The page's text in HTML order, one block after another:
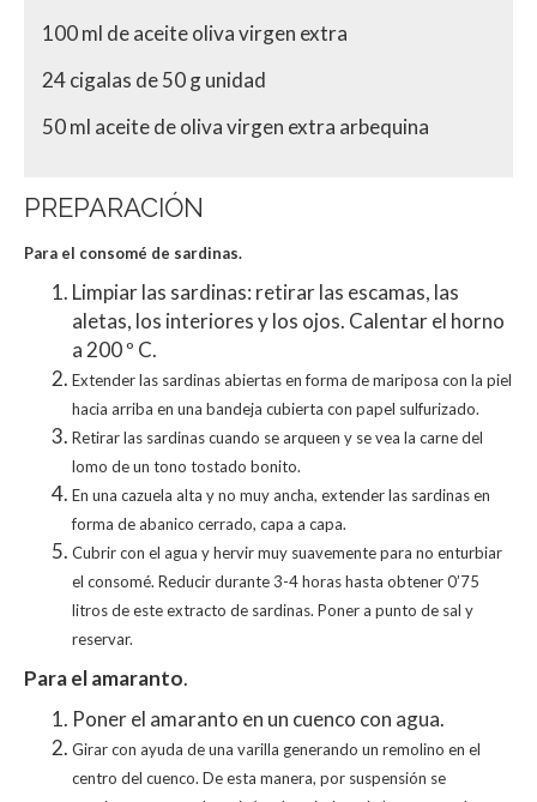
100 ml de aceite oliva virgen extra
24 cigalas de 50 g unidad
50 ml aceite de oliva virgen extra arbequina
PREPARACIÓN
Para el consomé de sardinas.
Limpiar las sardinas: retirar las escamas, las
aletas, los interiores y los ojos. Calentar el horno
a 200 º C.
Extender las sardinas abiertas en forma de mariposa con la piel
hacia arriba en una bandeja cubierta con papel sulfurizado.
Retirar las sardinas cuando se arqueen y se vea la carne del
lomo de un tono tostado bonito.
En una cazuela alta y no muy ancha, extender las sardinas en
forma de abanico cerrado, capa a capa.
Cubrir con el agua y hervir muy suavemente para no enturbiar
el consomé. Reducir durante 3-4 horas hasta obtener 0’75
litros de este extracto de sardinas. Poner a punto de sal y
reservar.
Para el amaranto.
Poner el amaranto en un cuenco con agua.
Girar con ayuda de una varilla generando un remolino en el
centro del cuenco. De esta manera, por suspensión se